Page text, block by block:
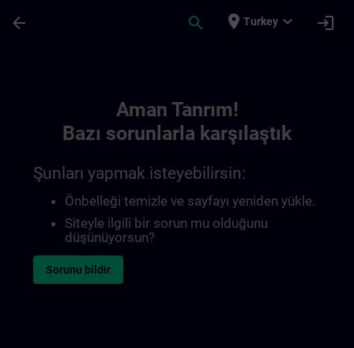
arrow_back search place Turkey expand_more login
Aman Tanrım!
Bazı sorunlarla karşılaştık
Şunları yapmak isteyebilirsin:
Önbelleği temizle ve sayfayı yeniden yükle.
Siteyle ilgili bir sorun mu olduğunu
düşünüyorsun?
Sorunu bildir